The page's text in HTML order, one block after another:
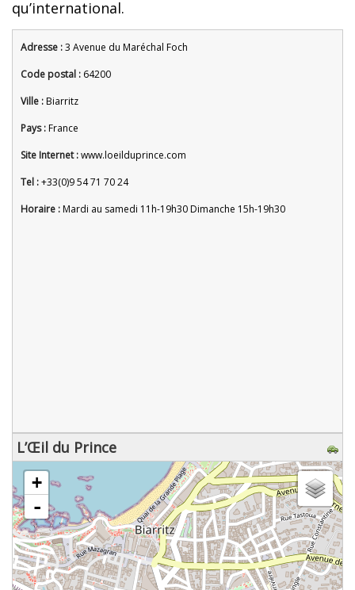
qu’international.
Adresse :3 Avenue du Maréchal Foch
Code postal : 64200
Ville :Biarritz
Pays :France
Site Internet :www.loeilduprince.com
Tel :+33(0)9 54 71 70 24
Horaire :Mardi au samedi 11h-19h30 Dimanche 15h-19h30
L’Œil du Prince
+
-